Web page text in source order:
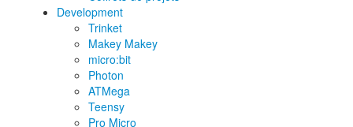
Development
Trinket
Makey Makey
micro:bit
Photon
ATMega
Teensy
Pro Micro